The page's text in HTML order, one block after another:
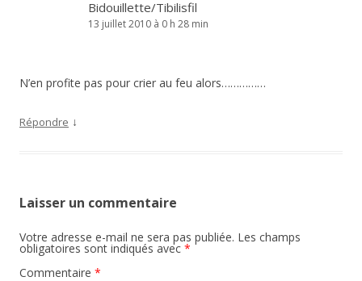
Bidouillette/Tibilisfil
13 juillet 2010 à 0 h 28 min
N’en profite pas pour crier au feu alors……………
Répondre ↓
Laisser un commentaire
Votre adresse e-mail ne sera pas publiée. Les champs
obligatoires sont indiqués avec *
Commentaire *